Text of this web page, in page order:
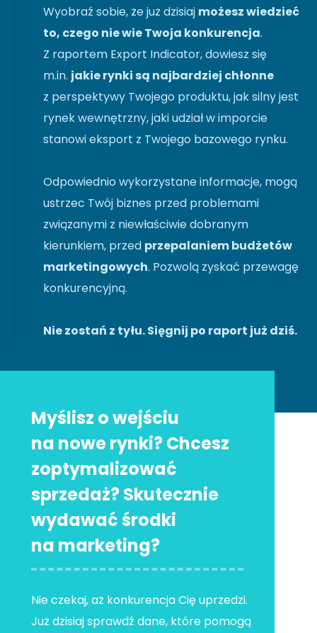
Wyobraź sobie, że już dzisiaj możesz wiedzieć
to, czego nie wie Twoja konkurencja.
Z raportem Export Indicator, dowiesz się
m.in. jakie rynki są najbardziej chłonne
z perspektywy Twojego produktu, jak silny jest
rynek wewnętrzny, jaki udział w imporcie
stanowi eksport z Twojego bazowego rynku.
Odpowiednio wykorzystane informacje, mogą
ustrzec Twój biznes przed problemami
związanymi z niewłaściwie dobranym
kierunkiem, przed przepalaniem budżetów
marketingowych. Pozwolą zyskać przewagę
konkurencyjną.
Nie zostań z tyłu. Sięgnij po raport już dziś.
Myślisz o wejściu
na nowe rynki? Chcesz
zoptymalizować
sprzedaż? Skutecznie
wydawać środki
na marketing?
Nie czekaj, aż konkurencja Cię uprzedzi.
Już dzisiaj sprawdź dane, które pomogą